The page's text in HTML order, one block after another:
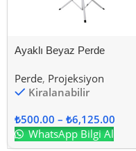
Ayaklı Beyaz Perde
Perde, Projeksiyon
Kiralanabilir
₺500.00 – ₺6,125.00
WhatsApp Bilgi Al